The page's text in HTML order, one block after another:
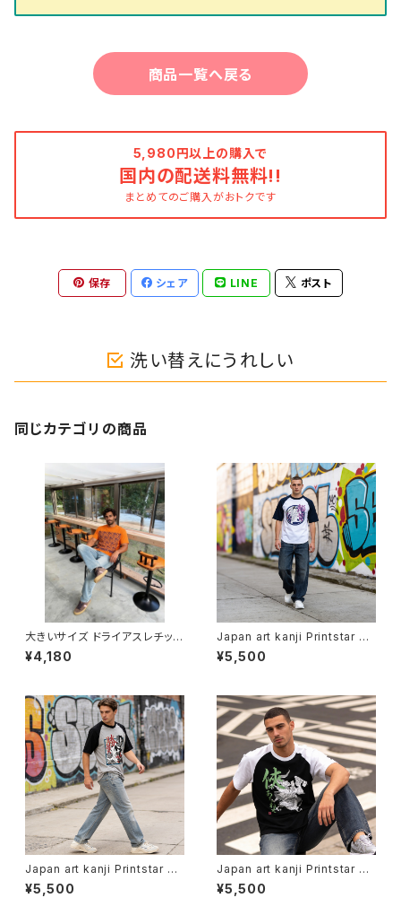
商品一覧へ戻る
5,980円以上の購入で
国内の配送料無料!!
まとめてのご購入がおトクです
保存 シェア LINE ポスト
洗い替えにうれしい
同じカテゴリの商品
大きいサイズ ドライアスレチック
Tシャツ ビッグサイズ 半袖 T s
hirt オリジナル デザイン アメリ
トソー 個性的 人気 定番 重ね着
bigsize doggy
¥4,180
Japan art kanji Printstar ヘ
ビーウェイト Tシャツ 半袖 T s
hirt オリジナル デザイン アメリ
ンダー ウェア カットソー 個性
人気 定番 重ね着 和風 soul o
utfit worldwide shipping 鯔
背
¥5,500
Japan art kanji Printstar ヘ
ビーウェイト Tシャツ 半袖 T s
hirt オリジナル デザイン アメリ
¥5,500
Japan art kanji Printstar ヘ
ビーウェイト Tシャツ 半袖 T s
hirt オリジナル デザイン アメリ
¥5,500